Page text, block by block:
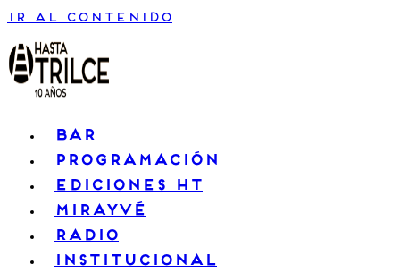
Ir al contenido
BAR
PROGRAMACIÓN
EDICIONES HT
MIRAYVÉ
RADIO
INSTITUCIONAL